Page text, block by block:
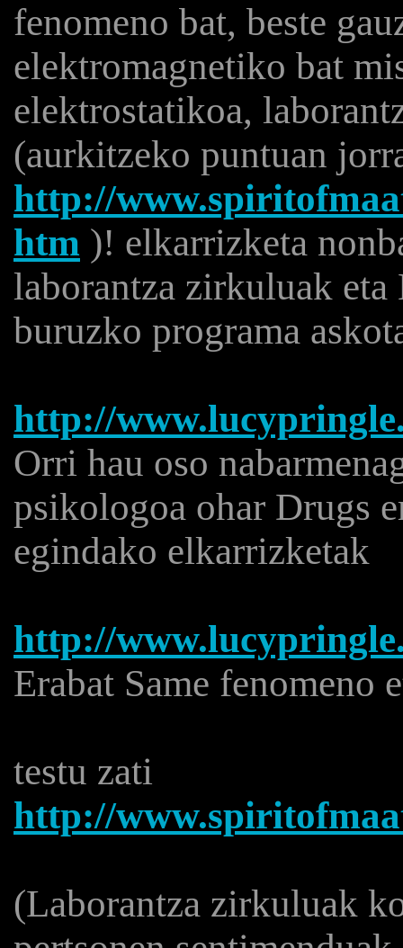
fenomeno bat, beste
elektromagnetiko bat
elektrostatikoa,
(aurkitzeko puntuan
http://
htm )! elkarrizketa
laborantza zirkuluak
buruzko programa
http://
Orri hau oso
psikologoa ohar Drugs
egindako elkarrizketak
http://
Erabat Same fenomeno
testu zati
http://
(Laborantza zirkuluak